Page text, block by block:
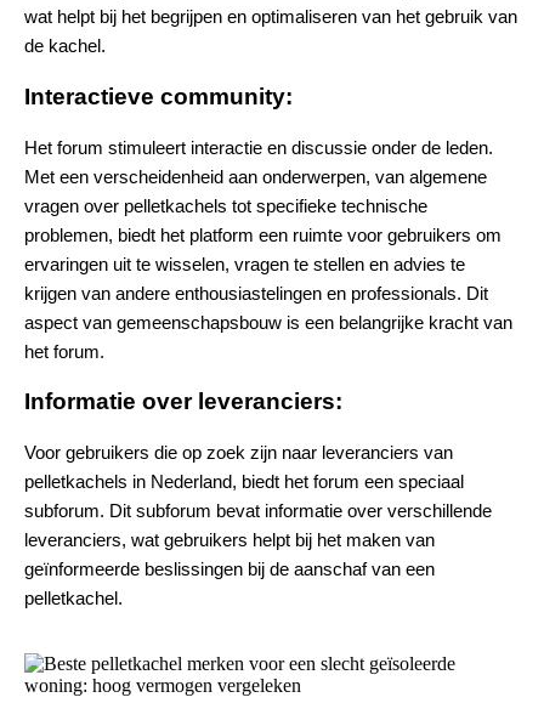
wat helpt bij het begrijpen en optimaliseren van het gebruik van
de kachel.
Interactieve community:
Het forum stimuleert interactie en discussie onder de leden.
Met een verscheidenheid aan onderwerpen, van algemene
vragen over pelletkachels tot specifieke technische
problemen, biedt het platform een ruimte voor gebruikers om
ervaringen uit te wisselen, vragen te stellen en advies te
krijgen van andere enthousiastelingen en professionals. Dit
aspect van gemeenschapsbouw is een belangrijke kracht van
het forum.
Informatie over leveranciers:
Voor gebruikers die op zoek zijn naar leveranciers van
pelletkachels in Nederland, biedt het forum een speciaal
subforum. Dit subforum bevat informatie over verschillende
leveranciers, wat gebruikers helpt bij het maken van
geïnformeerde beslissingen bij de aanschaf van een
pelletkachel.